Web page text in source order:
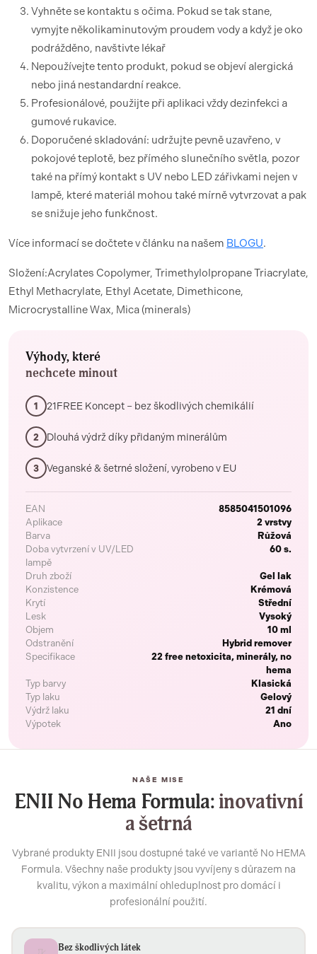
Vyhněte se kontaktu s očima. Pokud se tak stane,
vymyjte několikaminutovým proudem vody a když je oko
podrážděno, navštivte lékař
Nepoužívejte tento produkt, pokud se objeví alergická
nebo jiná nestandardní reakce.
Profesionálové, použijte při aplikaci vždy dezinfekci a
gumové rukavice.
Doporučené skladování: udržujte pevně uzavřeno, v
pokojové teplotě, bez přímého slunečního světla, pozor
také na přímý kontakt s UV nebo LED zářivkami nejen v
lampě, které materiál mohou také mírně vytvrzovat a pak
se snižuje jeho funkčnost.
Více informací se dočtete v článku na našem BLOGU.
Složení:Acrylates Copolymer, Trimethylolpropane Triacrylate,
Ethyl Methacrylate, Ethyl Acetate, Dimethicone,
Microcrystalline Wax, Mica (minerals)
Výhody, které
nechcete minout
1 21FREE Koncept – bez škodlivých chemikálií
2 Dlouhá výdrž díky přidaným minerálům
3 Veganské & šetrné složení, vyrobeno v EU
EAN
8585041501096
Aplikace
2 vrstvy
Barva
Růžová
Doba vytvrzení v UV/LED
lampě
60 s.
Druh zboží
Gel lak
Konzistence
Krémová
Krytí
Střední
Lesk
Vysoký
Objem
10 ml
Odstranění
Hybrid remover
Specifikace
22 free netoxicita, minerály, no
hema
Typ barvy
Klasická
Typ laku
Gelový
Výdrž laku
21 dní
Výpotek
Ano
NAŠE MISE
ENII No Hema Formula:inovativní
a šetrná
Vybrané produkty ENII jsou dostupné také ve variantě No HEMA
Formula. Všechny naše produkty jsou vyvíjeny s důrazem na
kvalitu, výkon a maximální ohleduplnost pro domácí i
profesionální použití.
Bez škodlivých látek